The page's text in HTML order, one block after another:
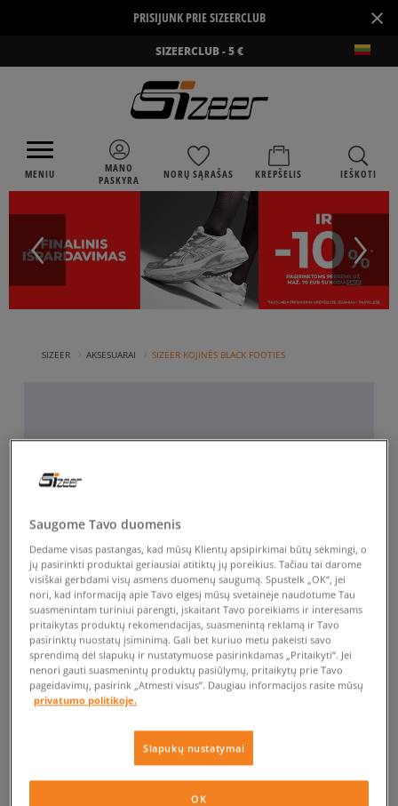
PRISIJUNK PRIE SIZEERCLUB ×
SIZEERCLUB - 5 €
MENIU
MANO
PASKYRA
NORŲ SĄRAŠAS KREPŠELIS IEŠKOTI
SIZEER AKSESUARAI SIZEER KOJINĖS BLACK FOOTIES
-50% ANTRAI KOJINIŲ PAKUOTEI
Saugome Tavo duomenis
Dedame visas pastangas, kad mūsų Klientų apsipirkimai būtų sėkmingi, o
jų pasirinkti produktai geriausiai atitiktų jų poreikius. Tačiau tai darome
visiškai gerbdami visų asmens duomenų saugumą. Spustelk „OK“, jei
nori, kad informaciją apie Tavo elgesį mūsų svetainėje naudotume Tau
suasmenintam turiniui parengti, įskaitant Tavo poreikiams ir interesams
pritaikytas produktų rekomendacijas, suasmenintą reklamą ir Tavo
pasirinktų nuostatų įsiminimą. Gali bet kuriuo metu pakeisti savo
sprendimą dėl slapukų ir nustatymuose pasirinkdamas „Pritaikyti“. Jei
nenori gauti suasmenintų produktų pasiūlymų, pritaikytų prie Tavo
pageidavimų, pasirink „Atmesti visus”. Daugiau informacijos rasite mūsų
privatumo politikoje.
Slapukų nustatymai
OK